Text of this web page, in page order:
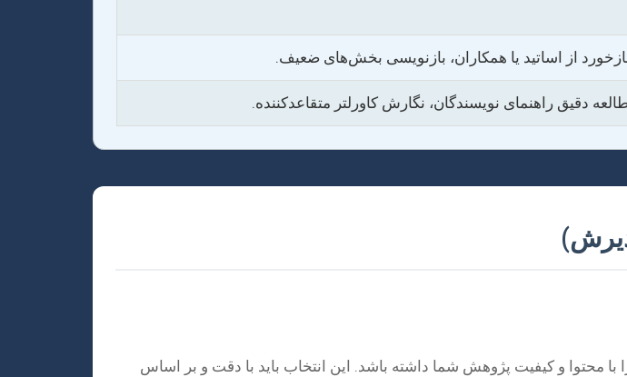
از اساتید یا همکاران، بازنویسی بخش‌های ضعیف.
دقیق راهنمای نویسندگان، نگارش کاورلتر متقاعدکننده.
محتوا و کیفیت پژوهش شما داشته باشد. این انتخاب باید با دقت و بر اساس